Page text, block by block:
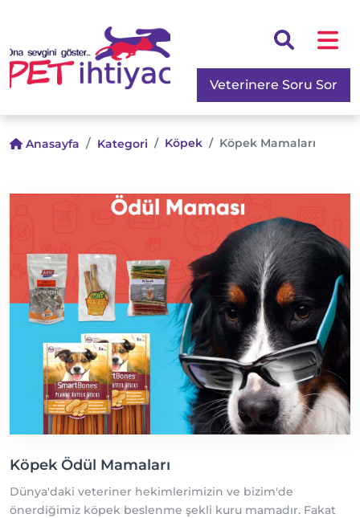
Veterinere Soru Sor
Anasayfa Kategori Köpek Köpek Mamaları
Köpek Ödül Mamaları
Dünya'daki veteriner hekimlerimizin ve bizim'de
önerdiğimiz köpek beslenme şekli kuru mamadır. Fakat